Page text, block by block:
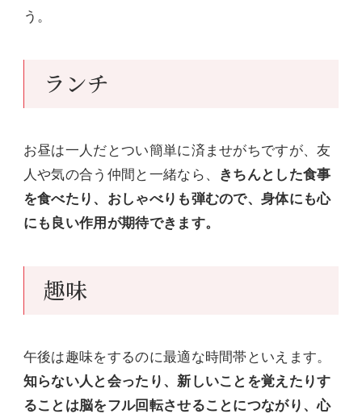
う。
ランチ
お昼は一人だとつい簡単に済ませがちですが、友
人や気の合う仲間と一緒なら、 きちんとした食事
を食べたり、おしゃべりも弾むので、身体にも心
にも良い作用が期待できます。
趣味
午後は趣味をするのに最適な時間帯といえます。
知らない人と会ったり、新しいことを覚えたりす
ることは脳をフル回転させることにつながり、心